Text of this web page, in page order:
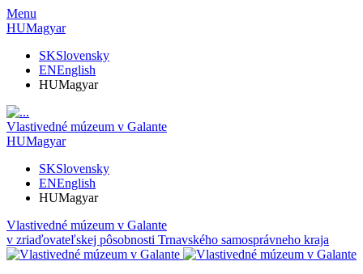
Menu
HUMagyar
SKSlovensky
ENEnglish
HUMagyar
Vlastivedné múzeum v Galante
HUMagyar
SKSlovensky
ENEnglish
HUMagyar
Vlastivedné múzeum v Galante
v zriaďovateľskej pôsobnosti Trnavského samosprávneho kraja